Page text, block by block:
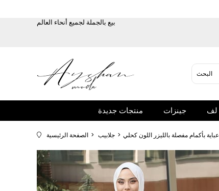
بيع بالجملة لجميع أنحاء العالم
منتجات جديدة جينزات لف
الصفحة الرئيسية جلابيب عباية بأكمام مفصلة بالليزر اللون كحلي